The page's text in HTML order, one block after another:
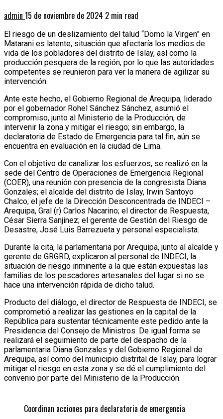
admin 15 de noviembre de 2024 2 min read
El riesgo de un deslizamiento del talud “Domo la Virgen” en
Matarani es latente, situación que afectaría los medios de
vida de los pobladores del distrito de Islay, así como la
producción pesquera de la región, por lo que las autoridades
competentes se reunieron para ver la manera de agilizar su
intervención.
Ante este hecho, el Gobierno Regional de Arequipa, liderado
por el gobernador Rohel Sánchez Sánchez, asumió el
compromiso, junto al Ministerio de la Producción, de
intervenir la zona y mitigar el riesgo; sin embargo, la
declaratoria de Estado de Emergencia para tal fin, aún se
encuentra en evaluación en la ciudad de Lima.
Con el objetivo de canalizar los esfuerzos, se realizó en la
sede del Centro de Operaciones de Emergencia Regional
(COER), una reunión con presencia de la congresista Diana
Gonzales; el alcalde del distrito de Islay, Irwin Santoyo
Chalco; el jefe de la Dirección Desconcentrada de INDECI –
Arequipa, Gral (r) Carlos Nacarino; el director de Respuesta,
César Sierra Sanjinez; el gerente de Gestión del Riesgo de
Desastre, José Luis Barrezueta y personal especialista.
Durante la cita, la parlamentaria por Arequipa, junto al alcalde y
gerente de GRGRD, explicaron al personal de INDECI, la
situación de riesgo inminente a la que están expuestas las
familias de los pescadores artesanales del lugar si no se
hace una intervención rápida de dicho talud.
Producto del diálogo, el director de Respuesta de INDECI, se
comprometió a realizar las gestiones en la capital de la
República para sustentar técnicamente este pedido ante la
Presidencia del Consejo de Ministros. De igual forma se
realizará el seguimiento de parte del despacho de la
parlamentaria Diana Gonzales y del Gobierno Regional de
Arequipa, así como del municipio distrital de Islay, para lograr
mitigar el riesgo en esta zona y se dé el cumplimiento del
convenio por parte del Ministerio de la Producción.
Coordinan acciones para declaratoria de emergencia